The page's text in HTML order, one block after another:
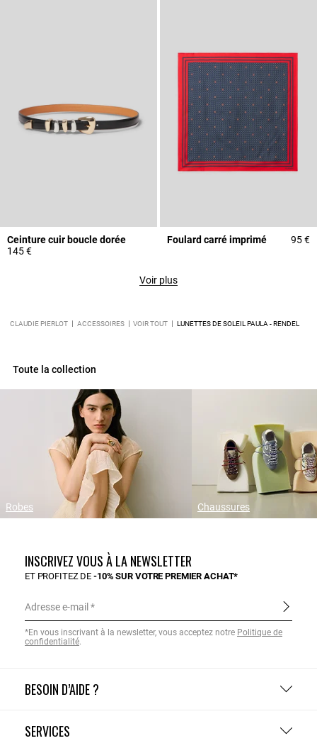
Ceinture cuir boucle dorée
145 €
Foulard carré imprimé 95 €
Voir plus
CLAUDIE PIERLOT ACCESSOIRES VOIR TOUT LUNETTES DE SOLEIL PAULA - RENDEL
Toute la collection
Robes Chaussures
BESOIN D’AIDE ?
SERVICES
INSCRIVEZ VOUS À LA NEWSLETTER
ET PROFITEZ DE-10% SUR VOTRE PREMIER ACHAT*
Adresse e-mail
*En vous inscrivant à la newsletter, vous acceptez notre Politique de
confidentialité.